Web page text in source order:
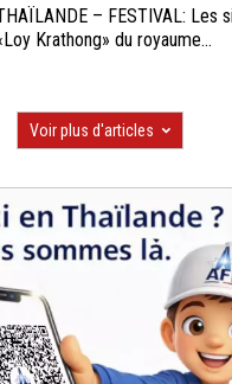
– FESTIVAL: Les
Krathong» du royaume...
Voir plus d'articles